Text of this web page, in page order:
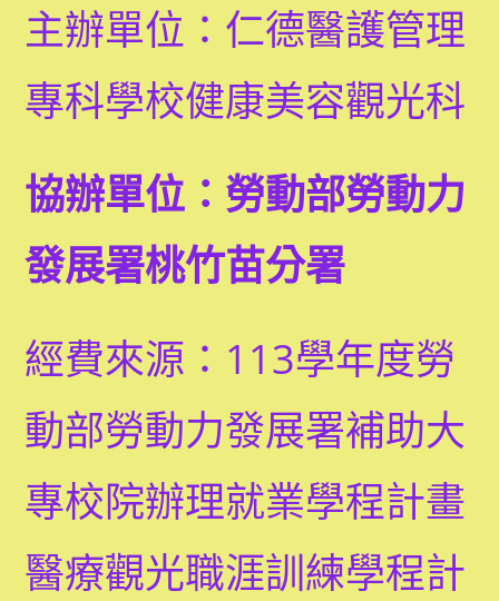
主辦單位：仁德醫護管理
專科學校健康美容觀光科
協辦單位：勞動部勞動力
發展署桃竹苗分署
經費來源：113學年度勞
動部勞動力發展署補助大
專校院辦理就業學程計畫
醫療觀光職涯訓練學程計